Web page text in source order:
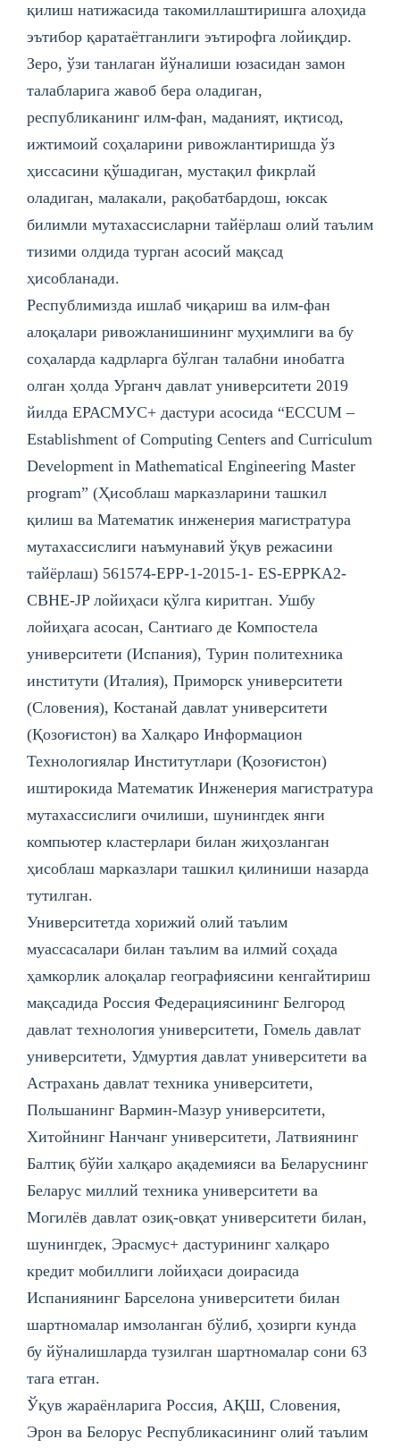
қилиш натижасида такомиллаштиришга алоҳида
эътибор қаратаётганлиги эътирофга лойиқдир.
Зеро, ўзи танлаган йўналиши юзасидан замон
талабларига жавоб бера оладиган,
республиканинг илм-фан, маданият, иқтисод,
ижтимоий соҳаларини ривожлантиришда ўз
ҳиссасини қўшадиган, мустақил фикрлай
оладиган, малакали, рақобатбардош, юксак
билимли мутахассисларни тайёрлаш олий таълим
тизими олдида турган асосий мақсад
ҳисобланади.
Республимизда ишлаб чиқариш ва илм-фан
алоқалари ривожланишининг муҳимлиги ва бу
соҳаларда кадрларга бўлган талабни инобатга
олган ҳолда Урганч давлат университети 2019
йилда EРАСМУС+ дастури асoсида “ECCUМ –
Establishment of Computing Centers and Curriculum
Development in Mathematical Engineering Master
program” (Ҳисоблаш марказларини ташкил
қилиш ва Математик инженерия магистратура
мутахассислиги наъмунавий ўқув режасини
тайёрлаш) 561574-EPP-1-2015-1- ES-EPPKA2-
CBHE-JP лoйиҳаси қўлга киритган. Ушбу
лойиҳага асосан, Сантиаго де Компостела
университети (Испания), Турин политехника
институти (Италия), Приморск университети
(Словения), Костанай давлат университети
(Қозоғистон) ва Халқаро Информацион
Технологиялар Институтлари (Қозоғистон)
иштирокида Математик Инженерия магистратура
мутахассислиги очилиши, шунингдек янги
компьютер кластерлари билан жиҳозланган
ҳисоблаш марказлари ташкил қилиниши назарда
тутилган.
Унивeрситeтда хорижий олий таълим
муассасалари билан таълим ва илмий соҳада
ҳамкорлик алоқалар географиясини кенгайтириш
мақсадида Россия Федерациясининг Белгород
давлат технология университети, Гомель давлат
университети, Удмуртия давлат университети ва
Астрахань давлат техника университети,
Польшанинг Вармин-Мазур университети,
Хитойнинг Нанчанг университети, Латвиянинг
Балтиқ бўйи халқаро ақадемияси ва Беларуснинг
Беларус миллий техника университети ва
Могилёв давлат озиқ-овқат университети билан,
шунингдек, Эрасмус+ дастурининг халқаро
кредит мобиллиги лойиҳаси доирасида
Испаниянинг Барселона университети билан
шартномалар имзоланган бўлиб, ҳозирги кунда
бу йўналишларда тузилган шартномалар сони 63
тага етган.
Ўқув жараёнларига Россия, АҚШ, Словения,
Эрон ва Белорус Республикасининг олий таълим